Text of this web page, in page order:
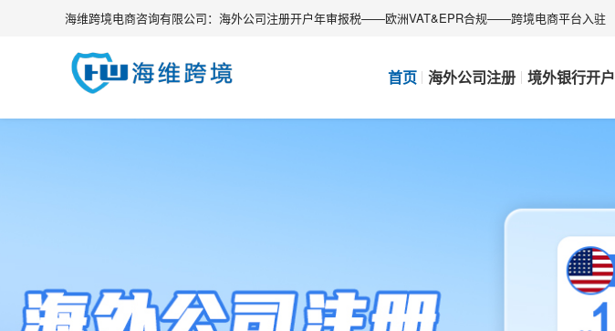
海维跨境电商咨询有限公司：海外公司注册开户年审报税——欧洲VAT&EPR合规——跨境电商平台入驻
首页 海外公司注册 境外银行开户